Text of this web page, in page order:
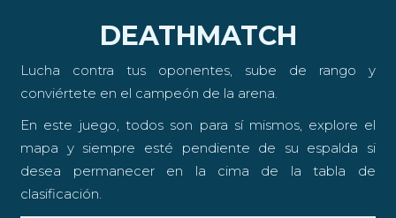
DEATHMATCH
Lucha contra tus oponentes, sube de rango y
conviértete en el campeón de la arena.
En este juego, todos son para sí mismos, explore el
mapa y siempre esté pendiente de su espalda si
desea permanecer en la cima de la tabla de
clasificación.